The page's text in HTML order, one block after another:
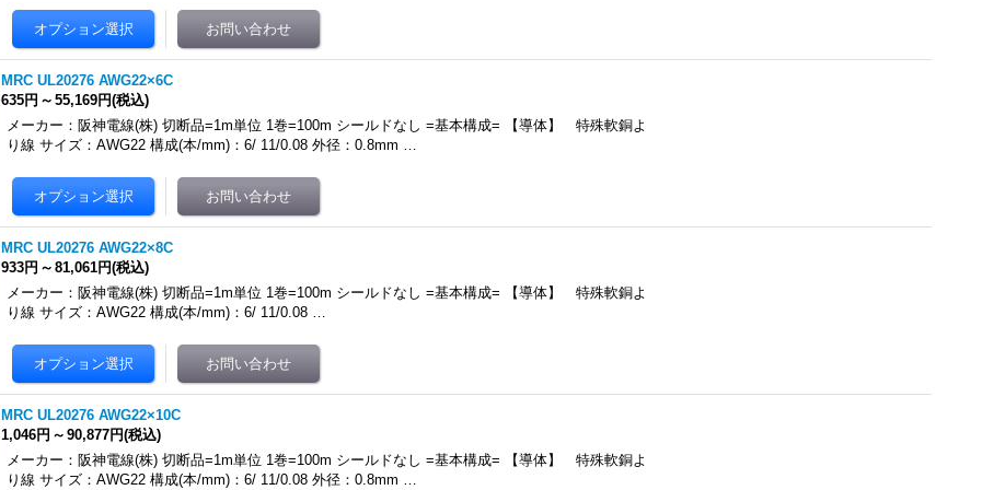
MRC UL20276 AWG22×6C
635円 ～ 55,169円(税込)
メーカー：阪神電線(株) 切断品=1m単位 1巻=100m シールドなし =基本構成= 【導体】 特殊軟銅よ
り線 サイズ：AWG22 構成(本/mm)：6/ 11/0.08 外径：0.8mm …
MRC UL20276 AWG22×8C
933円 ～ 81,061円(税込)
メーカー：阪神電線(株) 切断品=1m単位 1巻=100m シールドなし =基本構成= 【導体】 特殊軟銅よ
り線 サイズ：AWG22 構成(本/mm)：6/ 11/0.08 …
MRC UL20276 AWG22×10C
1,046円 ～ 90,877円(税込)
メーカー：阪神電線(株) 切断品=1m単位 1巻=100m シールドなし =基本構成= 【導体】 特殊軟銅よ
り線 サイズ：AWG22 構成(本/mm)：6/ 11/0.08 外径：0.8mm …